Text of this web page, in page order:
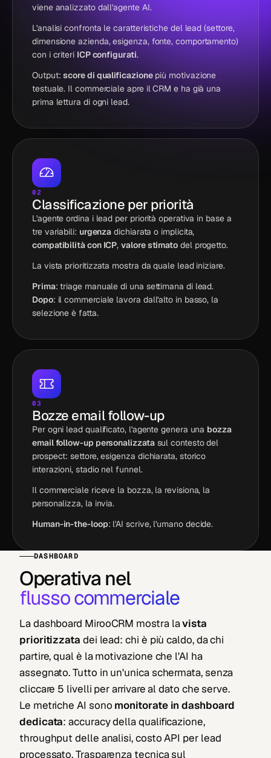
viene analizzato dall'agente AI.
L'analisi confronta le caratteristiche del lead (settore,
dimensione azienda, esigenza, fonte, comportamento)
con i criteri ICP configurati.
Output:score di qualificazionepiù motivazione
testuale. Il commerciale apre il CRM e ha già una
prima lettura di ogni lead.
02
Classificazione per priorità
L'agente ordina i lead per priorità operativa in base a
tre variabili: urgenza dichiarata o implicita,
compatibilità con ICP,valore stimato del progetto.
La vista prioritizzata mostra da quale lead iniziare.
Prima: triage manuale di una settimana di lead.
Dopo: il commerciale lavora dall'alto in basso, la
selezione è fatta.
03
Bozze email follow-up
Per ogni lead qualificato, l'agente genera una bozza
email follow-up personalizzatasul contesto del
prospect: settore, esigenza dichiarata, storico
interazioni, stadio nel funnel.
Il commerciale riceve la bozza, la revisiona, la
personalizza, la invia.
Human-in-the-loop: l'AI scrive, l'umano decide.
DASHBOARD
Operativa nel
flusso commerciale
La dashboard MirooCRM mostra lavista
prioritizzata dei lead: chi è più caldo, da chi
partire, qual è la motivazione che l'AI ha
assegnato. Tutto in un'unica schermata, senza
cliccare 5 livelli per arrivare al dato che serve.
Le metriche AI sono monitorate in dashboard
dedicata: accuracy della qualificazione,
throughput delle analisi, costo API per lead
processato. Trasparenza tecnica sul